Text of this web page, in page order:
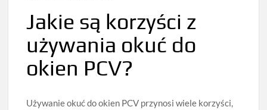
Jakie są korzyści z
używania okuć do
okien PCV?
Używanie okuć do okien PCV przynosi wiele korzyści,